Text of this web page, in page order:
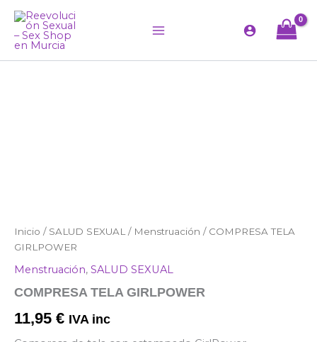
contenido
Inicio / SALUD SEXUAL/ Menstruación / COMPRESA TELA
GIRLPOWER
Menstruación, SALUD SEXUAL
COMPRESA TELA GIRLPOWER
11,95 € IVA inc
COMPRESA
TELA
cantidad